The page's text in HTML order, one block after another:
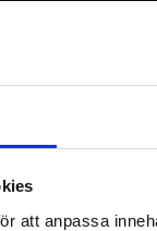
att anpassa